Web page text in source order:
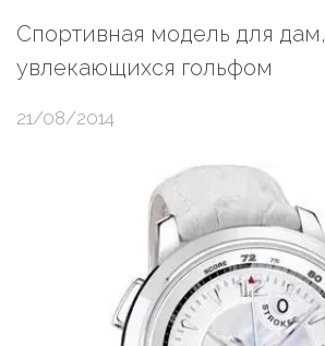
Спортивная модель для дам,
увлекающихся гольфом
21/08/2014